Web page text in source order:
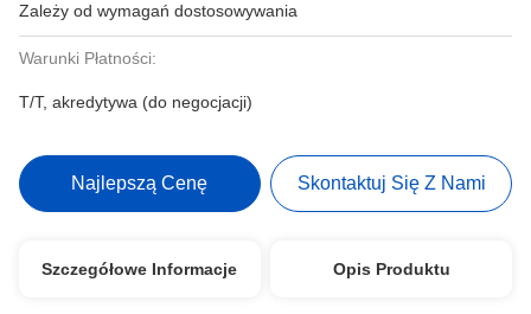
Zależy od wymagań dostosowywania
Warunki Płatności:
T/T, akredytywa (do negocjacji)
Najlepszą Cenę Skontaktuj Się Z Nami
Szczegółowe Informacje Opis Produktu